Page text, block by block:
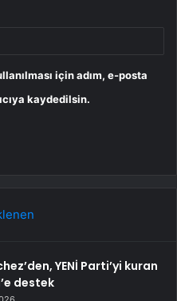
için adım, e-posta
kaydedilsin.
YENİ Parti’yi kuran
destek